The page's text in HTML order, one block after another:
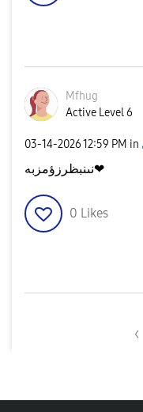
Mfhug
Active Level 6
‎03-14-202612:59 PM in
نىنبظرزؤمزبه❤
0 Likes